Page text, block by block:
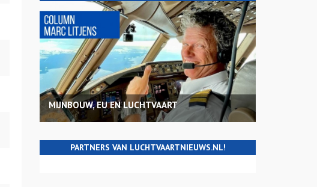
MIJNBOUW, EU EN LUCHTVAART
PARTNERS VAN LUCHTVAARTNIEUWS.NL!